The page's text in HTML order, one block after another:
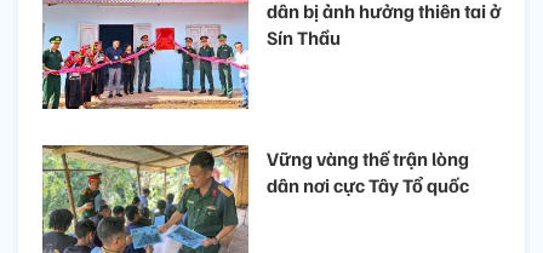
dân bị ảnh hưởng thiên tai ở
Sín Thầu
Vững vàng thế trận lòng
dân nơi cực Tây Tổ quốc